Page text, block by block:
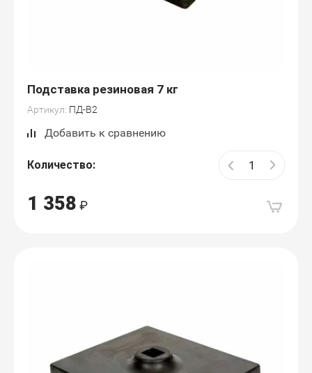
Подставка резиновая 7 кг
Артикул: ПД-В2
Добавить к сравнению
Количество:
1 358